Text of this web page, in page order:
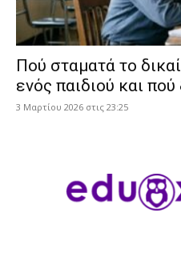
Πού σταματά το
ενός παιδιού και πού
3 Μαρτίου 2026 στις 23:25